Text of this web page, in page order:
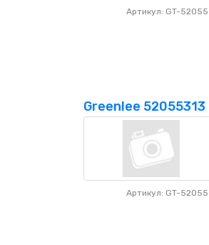
Артикул: GT-
Greenlee
Артикул: GT-